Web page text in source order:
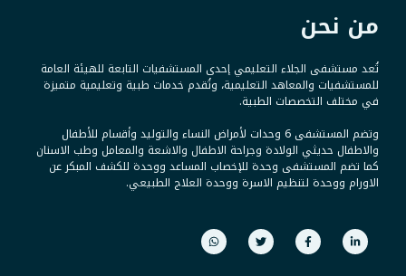
من نحن
تُعد مستشفى الجلاء التعليمي إحدى المستشفيات التابعة للهيئة العامة
للمستشفيات والمعاهد التعليمية، وتُقدم خدمات طبية وتعليمية متميزة
في مختلف التخصصات الطبية.
وتضم المستشفى 6 وحدات لأمراض النساء والتوليد وأقسام للأطفال
والاطفال حديثي الولادة وجراحة الاطفال والاشعة والمعامل وطب الاسنان
كما تضم المستشفى وحدة للإخصاب المساعد ووحدة للكشف المبكر عن
الاورام ووحدة لتنظيم الاسرة ووحدة العلاج الطبيعي.